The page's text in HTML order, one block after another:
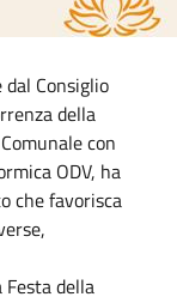
Consiglio
della
con
ODV, ha
che favorisca
Festa della